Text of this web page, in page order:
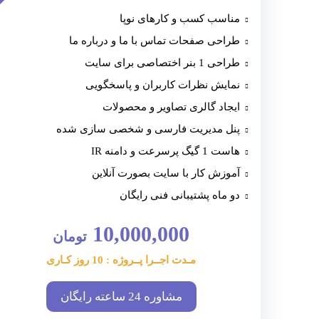
مناسب کسب و کارهای نوپا
طراحی صفحات تماس با ما و درباره ما
طراحی 1 بنر اختصاصی برای سایت
نمایش نظرات کاربران و پاسخگویی
ایجاد گالری تصاویر و محصولات
پنل مدیریت فارسی و شخصی سازی شده
هاست 1 گیگ پرسرعت و دامنه IR
آموزش کار با سایت بصورت آنلاین
دو ماه پشتیبانی فنی رایگان
10,000,000 تومان
مـدت اجــرا پــروژه : 10 روز کـاری
مشاوره 24 ساعته رایگان